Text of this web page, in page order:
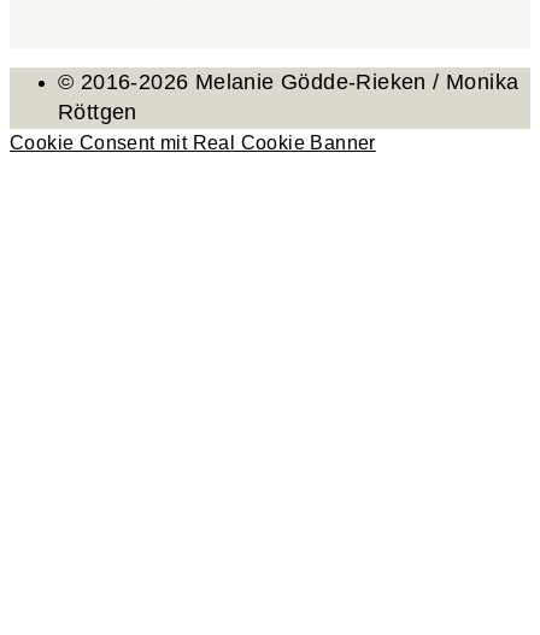
© 2016-2026 Melanie Gödde-Rieken / Monika
Röttgen
Cookie Consent mit Real Cookie Banner